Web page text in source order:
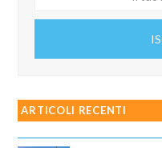
ARTICOLI RECENTI